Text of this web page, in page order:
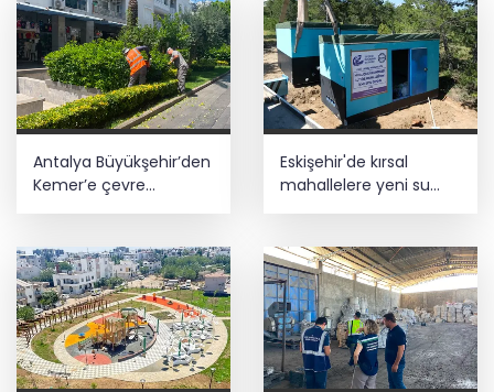
Antalya Büyükşehir’den
Kemer’e çevre
Eskişehir'de kırsal
mahallelere yeni su